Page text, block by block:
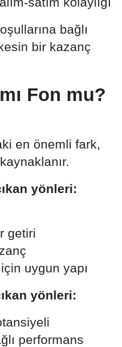
bağlı
bir kazanç
Fon mu?
en önemli fark,
yönleri:
getiri
uygun yapı
yönleri:
performans